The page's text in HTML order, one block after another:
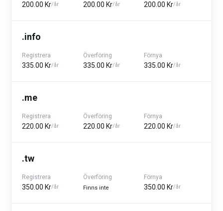
200.00 Kr/år 200.00 Kr/år 200.00 Kr/år
.info
Registrera
335.00 Kr/år
Överföring
335.00 Kr/år
Förnya
335.00 Kr/år
.me
Registrera
220.00 Kr/år
Överföring
220.00 Kr/år
Förnya
220.00 Kr/år
.tw
Registrera
350.00 Kr/år
Överföring
Finns inte
Förnya
350.00 Kr/år